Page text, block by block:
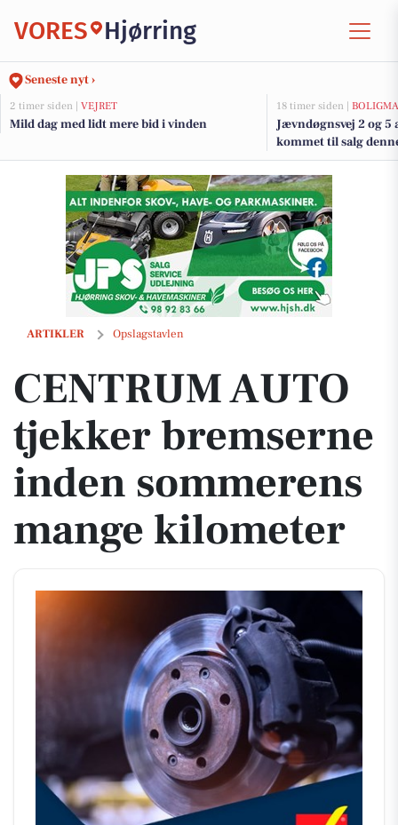
VORES Hjørring
Seneste nyt ›
2 timer siden | VEJRET
Mild dag med lidt mere bid i vinden
18 timer siden |
Jævndøgnsvej 2 og 5
kommet til salg
boligerne her.
ARTIKLER Opslagstavlen
CENTRUM AUTO tjekker bremserne inden sommerens mange
CENTRUM AUTO
tjekker bremserne
inden sommerens
mange kilometer